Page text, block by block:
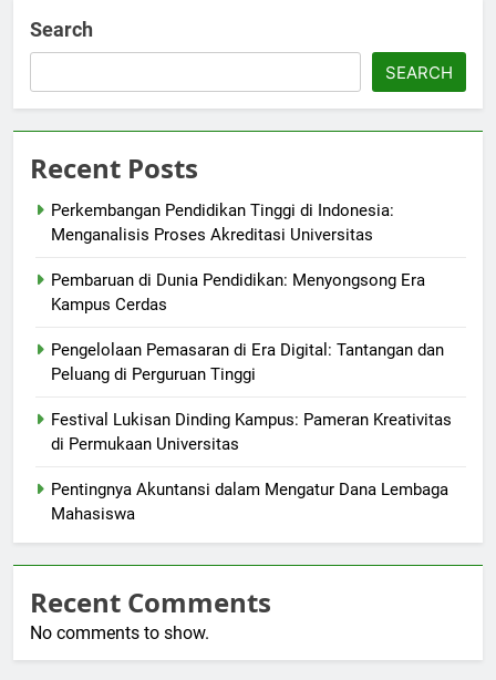
Search
SEARCH
Recent Posts
Perkembangan Pendidikan Tinggi di Indonesia:
Menganalisis Proses Akreditasi Universitas
Pembaruan di Dunia Pendidikan: Menyongsong Era
Kampus Cerdas
Pengelolaan Pemasaran di Era Digital: Tantangan dan
Peluang di Perguruan Tinggi
Festival Lukisan Dinding Kampus: Pameran Kreativitas
di Permukaan Universitas
Pentingnya Akuntansi dalam Mengatur Dana Lembaga
Mahasiswa
Recent Comments
No comments to show.